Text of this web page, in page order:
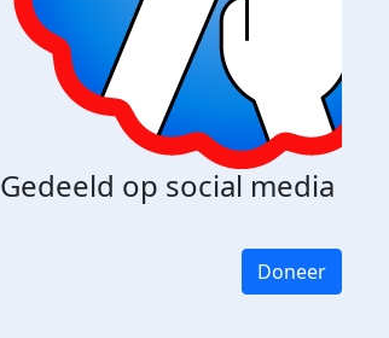
Gedeeld op social media
Doneer